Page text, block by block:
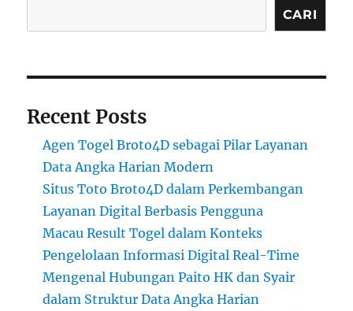
CARI
Recent Posts
Agen Togel Broto4D sebagai Pilar Layanan
Data Angka Harian Modern
Situs Toto Broto4D dalam Perkembangan
Layanan Digital Berbasis Pengguna
Macau Result Togel dalam Konteks
Pengelolaan Informasi Digital Real-Time
Mengenal Hubungan Paito HK dan Syair
dalam Struktur Data Angka Harian